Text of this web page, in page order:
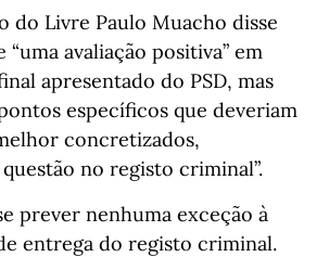
do Livre Paulo Muacho disse
avaliação positiva” em
apresentado do PSD, mas
específicos que deveriam
concretizados,
no registo criminal”.
prever nenhuma exceção à
entrega do registo criminal.